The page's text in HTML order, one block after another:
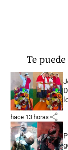
Te
hace 13 horas share